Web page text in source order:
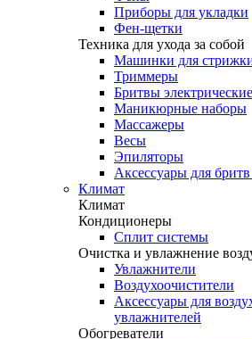
Приборы для укладки
Фен-щетки
Техника для ухода за собой
Машинки для
Триммеры
Бритвы электрические
Маникюрные наборы
Массажеры
Весы
Эпиляторы
Аксессуары для
Климат
Климат
Кондиционеры
Сплит системы
Очистка и увлажнение
Увлажнители
Воздухоочистители
Аксессуары для
увлажнителей
Обогреватели